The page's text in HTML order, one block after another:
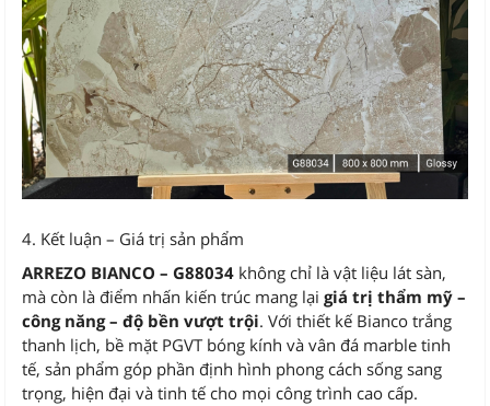
4. Kết luận – Giá trị sản phẩm
ARREZO BIANCO – G88034 không chỉ là vật liệu lát sàn,
mà còn là điểm nhấn kiến trúc mang lại giá trị thẩm mỹ –
công năng – độ bền vượt trội. Với thiết kế Bianco trắng
thanh lịch, bề mặt PGVT bóng kính và vân đá marble tinh
tế, sản phẩm góp phần định hình phong cách sống sang
trọng, hiện đại và tinh tế cho mọi công trình cao cấp.